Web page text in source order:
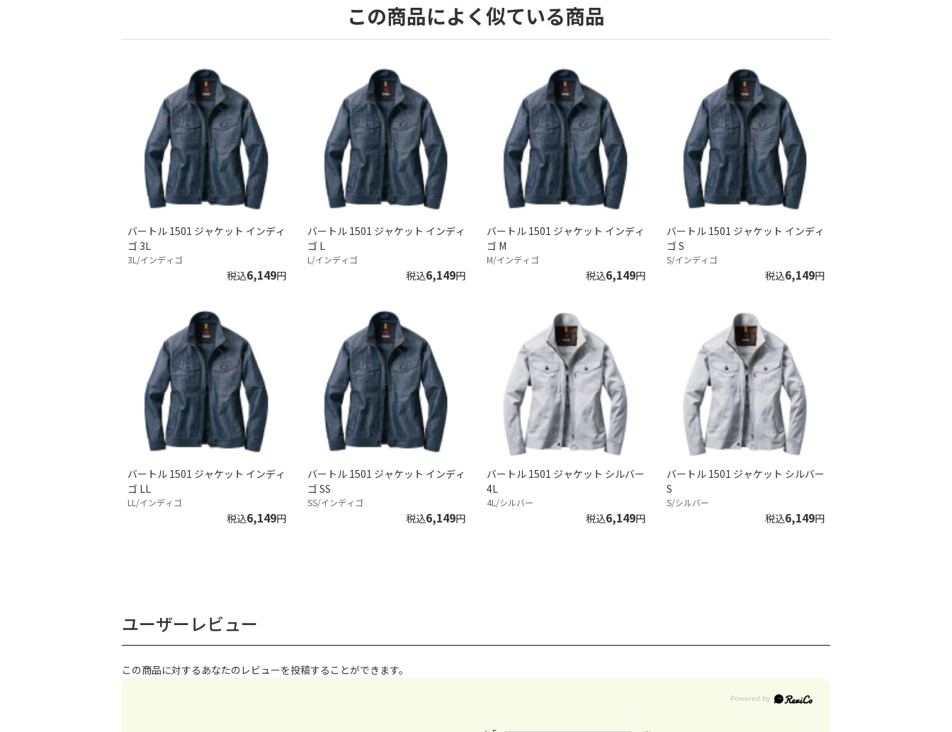
この商品によく似ている商品
バートル 1501 ジャケット インディ
ゴ 3L
3L/インディゴ
税込6,149円
バートル 1501 ジャケット インディ
ゴ L
L/インディゴ
税込6,149円
バートル 1501 ジャケット インディ
ゴ M
M/インディゴ
税込6,149円
バートル 1501 ジャケット インディ
ゴ S
S/インディゴ
税込6,149円
バートル 1501 ジャケット インディ
ゴ LL
LL/インディゴ
税込6,149円
バートル 1501 ジャケット インディ
ゴ SS
SS/インディゴ
税込6,149円
バートル 1501 ジャケット シルバー
4L
4L/シルバー
税込6,149円
バートル 1501 ジャケット シルバー
S
S/シルバー
税込6,149円
ユーザーレビュー
この商品に対するあなたのレビューを投稿することができます。